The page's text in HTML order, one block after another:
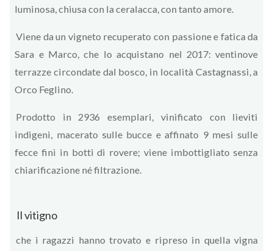
luminosa, chiusa con la ceralacca, con tanto amore.
Viene da un vigneto recuperato con passione e fatica da
Sara e Marco, che lo acquistano nel 2017: ventinove
terrazze circondate dal bosco, in località Castagnassi, a
Orco Feglino.
Prodotto in 2936 esemplari, vinificato con lieviti
indigeni, macerato sulle bucce e affinato 9 mesi sulle
fecce finì in botti di rovere; viene imbottigliato senza
chiarificazione né filtrazione.
Il vitigno
che i ragazzi hanno trovato e ripreso in quella vigna